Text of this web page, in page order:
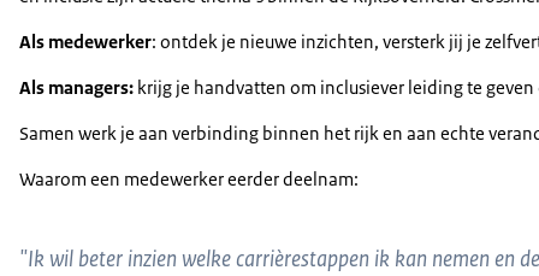
Als medewerker: ontdek je nieuwe inzichten, versterk jij je
Als managers: krijg je handvatten om inclusiever leiding te
Samen werk je aan verbinding binnen het rijk en aan echte
Waarom een medewerker eerder deelnam:
"Ik wil beter inzien welke carrièrestappen ik kan nemen en